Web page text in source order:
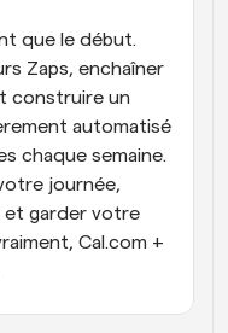
que le début.
Zaps, enchaîner
construire un
automatisé
chaque semaine.
journée,
et garder votre
Cal.com +